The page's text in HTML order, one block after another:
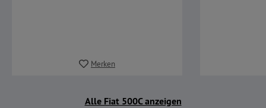
Merken
Alle Fiat 500C anzeigen